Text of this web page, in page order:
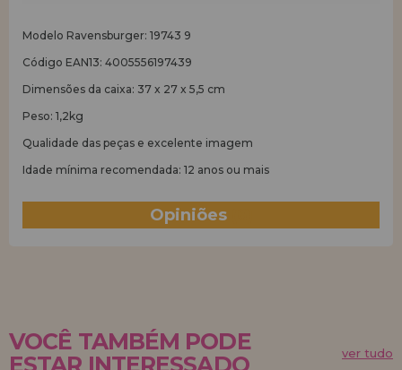
Modelo Ravensburger: 19743 9
Código EAN13: 4005556197439
Dimensões da caixa: 37 x 27 x 5,5 cm
Peso: 1,2kg
Qualidade das peças e excelente imagem
Idade mínima recomendada: 12 anos ou mais
Opiniões
VOCÊ TAMBÉM PODE
ESTAR INTERESSADO
ver tudo